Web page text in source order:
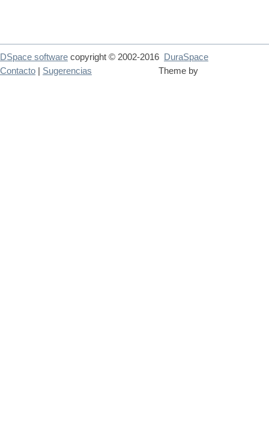
DSpace software copyright © 2002-2016
DuraSpace
Theme by
Contacto Sugerencias